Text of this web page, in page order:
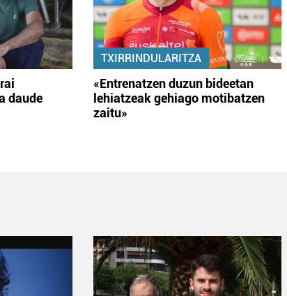
daude
TXIRRINDULARITZA
«Entrenatzen duzun bideetan
lehiatzeak gehiago motibatzen
zaitu»